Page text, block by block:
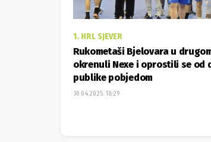
1. HRL SJEVER
Rukometaši Bjelovara u
okrenuli Nexe i oprostili se od
publike pobjedom
30.04.2025. 18:29